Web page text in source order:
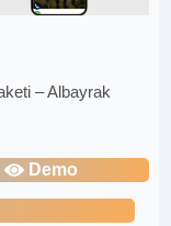
– Albayrak
Demo